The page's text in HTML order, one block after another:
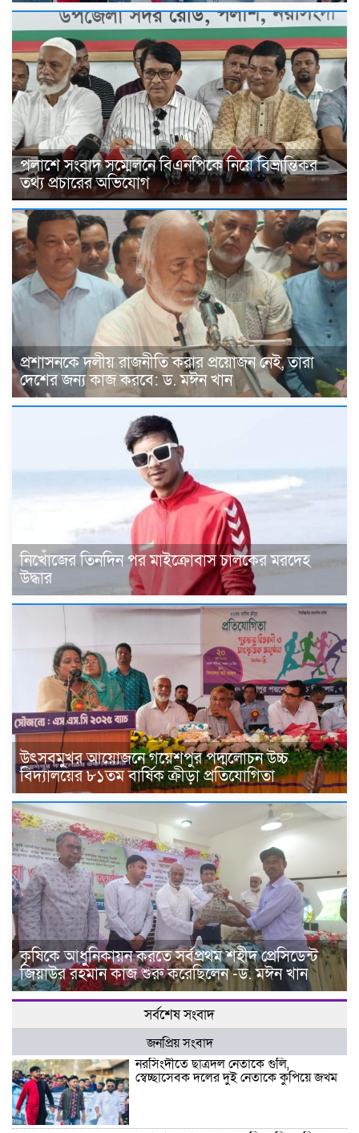
পলাশে সংবাদ সম্মেলনে বিএনপিকে নিয়ে বিভ্রান্তিকর
তথ্য প্রচারের অভিযোগ
প্রশাসনকে দলীয় রাজনীতি করার প্রয়োজন নেই, তারা
দেশের জন্য কাজ করবে: ড. মঈন খান
নিখোঁজের তিনদিন পর মাইক্রোবাস চালকের মরদেহ
উদ্ধার
উৎসবমুখর আয়োজনে গয়েশপুর পদ্মলোচন উচ্চ
বিদ্যালয়ের ৮১তম বার্ষিক ক্রীড়া প্রতিযোগিতা
কৃষিকে আধুনিকায়ন করতে সর্বপ্রথম শহীদ প্রেসিডেন্ট
জিয়াউর রহমান কাজ শুরু করেছিলেন -ড. মঈন খান
সর্বশেষ সংবাদ
জনপ্রিয় সংবাদ
নরসিংদীতে ছাত্রদল নেতাকে গুলি,
স্বেচ্ছাসেবক দলের দুই নেতাকে কুপিয়ে জখম